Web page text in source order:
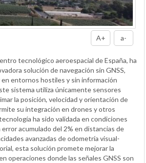
A+ a-
tecnológico aeroespacial de España, ha
solución de navegación sin GNSS,
en entornos hostiles y sin información
sistema utiliza únicamente sensores
la posición, velocidad y orientación de
su integración en drones y otros
ha sido validada en condiciones
acumulado del 2% en distancias de
avanzadas de odometría visual-
esta solución promete mejorar la
operaciones donde las señales GNSS son